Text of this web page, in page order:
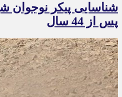
شناسایی پیکر نوجوان
پس از 44 سال